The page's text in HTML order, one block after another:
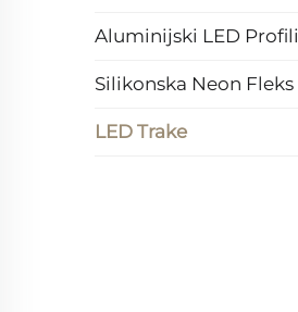
Aluminijski LED Profili
Silikonska Neon Fleks
LED Trake